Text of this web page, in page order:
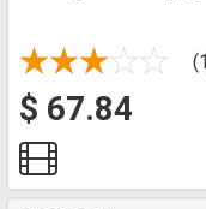
$ 67.84